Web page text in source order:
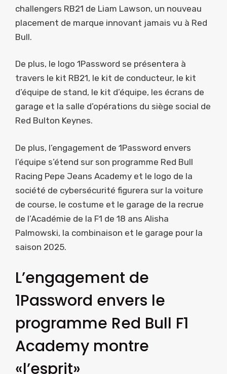
challengers RB21 de Liam Lawson, un nouveau
placement de marque innovant jamais vu à Red
Bull.
De plus, le logo 1Password se présentera à
travers le kit RB21, le kit de conducteur, le kit
d’équipe de stand, le kit d’équipe, les écrans de
garage et la salle d’opérations du siège social de
Red Bulton Keynes.
De plus, l’engagement de 1Password envers
l’équipe s’étend sur son programme Red Bull
Racing Pepe Jeans Academy et le logo de la
société de cybersécurité figurera sur la voiture
de course, le costume et le garage de la recrue
de l’Académie de la F1 de 18 ans Alisha
Palmowski, la combinaison et le garage pour la
saison 2025.
L’engagement de
1Password envers le
programme Red Bull F1
Academy montre
«l’esprit»